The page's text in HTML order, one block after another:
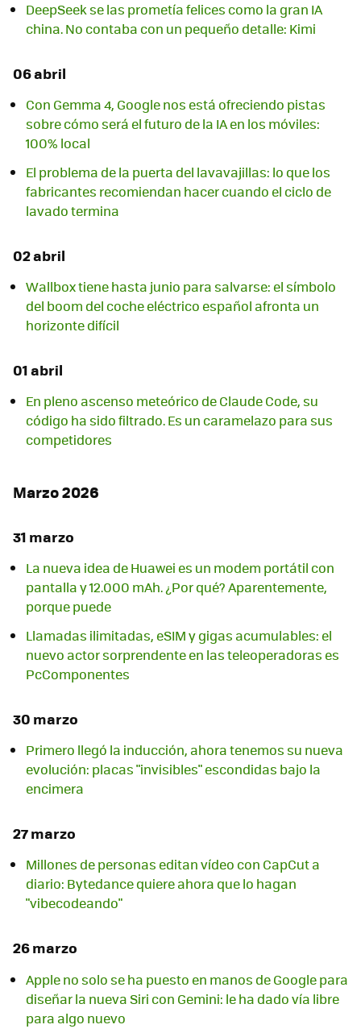
DeepSeek se las prometía felices como la gran IA
china. No contaba con un pequeño detalle: Kimi
06 abril
Con Gemma 4, Google nos está ofreciendo pistas
sobre cómo será el futuro de la IA en los móviles:
100% local
El problema de la puerta del lavavajillas: lo que los
fabricantes recomiendan hacer cuando el ciclo de
lavado termina
02 abril
Wallbox tiene hasta junio para salvarse: el símbolo
del boom del coche eléctrico español afronta un
horizonte difícil
01 abril
En pleno ascenso meteórico de Claude Code, su
código ha sido filtrado. Es un caramelazo para sus
competidores
Marzo 2026
31 marzo
La nueva idea de Huawei es un modem portátil con
pantalla y 12.000 mAh. ¿Por qué? Aparentemente,
porque puede
Llamadas ilimitadas, eSIM y gigas acumulables: el
nuevo actor sorprendente en las teleoperadoras es
PcComponentes
30 marzo
Primero llegó la inducción, ahora tenemos su nueva
evolución: placas "invisibles" escondidas bajo la
encimera
27 marzo
Millones de personas editan vídeo con CapCut a
diario: Bytedance quiere ahora que lo hagan
"vibecodeando"
26 marzo
Apple no solo se ha puesto en manos de Google para
diseñar la nueva Siri con Gemini: le ha dado vía libre
para algo nuevo